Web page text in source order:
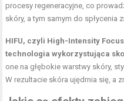
procesy regeneracyjne, co
skóry, a tym samym do spłycenia
HIFU, czyli High-Intensity
technologia wykorzystująca
one na głębokie warstwy skóry,
W rezultacie skóra ujędrnia się, a